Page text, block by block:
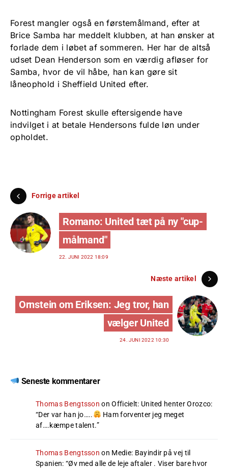
Forest mangler også en førstemålmand, efter at
Brice Samba har meddelt klubben, at han ønsker at
forlade dem i løbet af sommeren. Her har de altså
udset Dean Henderson som en værdig afløser for
Samba, hvor de vil håbe, han kan gøre sit
låneophold i Sheffield United efter.
Nottingham Forest skulle eftersigende have
indvilget i at betale Hendersons fulde løn under
opholdet.
Forrige artikel
Romano: United tæt på ny "cup-
målmand"
22. JUNI 2022 18:09
Næste artikel
Ornstein om Eriksen: Jeg tror, han
vælger United
24. JUNI 2022 10:30
Seneste kommentarer
Thomas Bengtsson onOfficielt: United henter Orozco:
“Der var han jo…..
Ham forventer jeg meget
af….kæmpe talent.”
Thomas Bengtsson on Medie: Bayindir på vej til
Spanien: “Øv med alle de leje aftaler . Viser bare hvor